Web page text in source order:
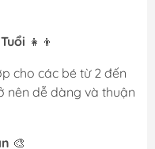
👧👦
cho các bé từ 2 đến
nên dễ dàng và thuận
🎨